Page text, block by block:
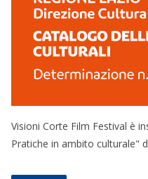
Visioni Corte Film Festival è
Pratiche in ambito culturale"